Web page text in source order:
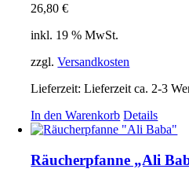
26,80€
inkl. 19 % MwSt.
zzgl.Versandkosten
Lieferzeit:Lieferzeit ca. 2-3
In den Warenkorb Details
Räucherpfanne „Ali